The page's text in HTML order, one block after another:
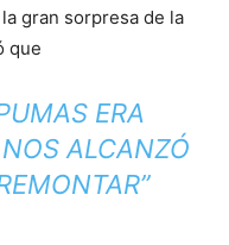
gran sorpresa de la
que
ERA
ALCANZÓ